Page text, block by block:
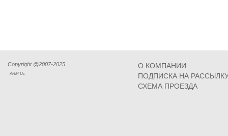
Copyright @2007-2025
ARM Llc
О КОМПАНИИ
ПОДПИСКА НА
СХЕМА ПРОЕЗДА